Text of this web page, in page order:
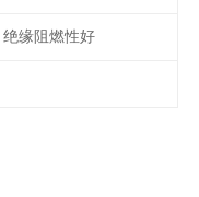
缘阻燃性好